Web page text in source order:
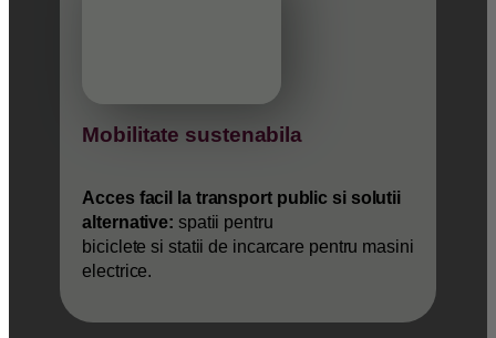
Mobilitate sustenabila
Acces facil la transport public si solutii
alternative: spatii pentru
biciclete si statii de incarcare pentru masini
electrice.